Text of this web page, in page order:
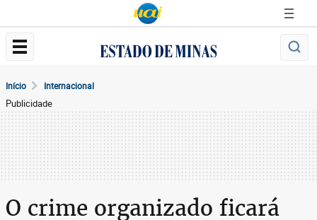
Início Internacional
Publicidade
O crime organizado ficará